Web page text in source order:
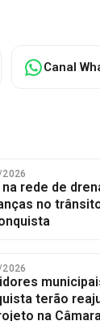
Canal
na rede de
no
terão
na